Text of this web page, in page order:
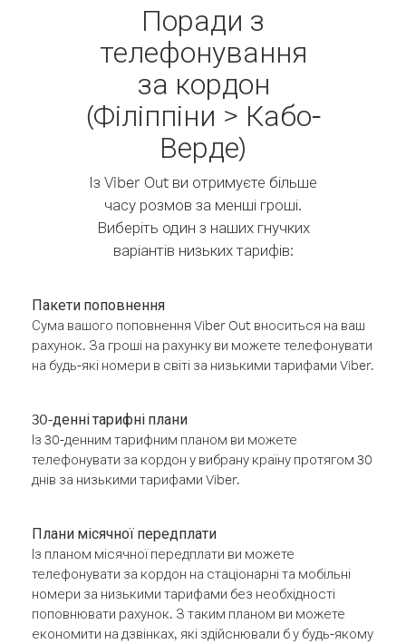
Поради з
телефонування
за кордон
(Філіппіни > Кабо-
Верде)
Із Viber Out ви отримуєте більше
часу розмов за менші гроші.
Виберіть один з наших гнучких
варіантів низьких тарифів:
Пакети поповнення
Сума вашого поповнення Viber Out вноситься на ваш
рахунок. За гроші на рахунку ви можете телефонувати
на будь-які номери в світі за низькими тарифами Viber.
30-денні тарифні плани
Із 30-денним тарифним планом ви можете
телефонувати за кордон у вибрану країну протягом 30
днів за низькими тарифами Viber.
Плани місячної передплати
Із планом місячної передплати ви можете
телефонувати за кордон на стаціонарні та мобільні
номери за низькими тарифами без необхідності
поповнювати рахунок. З таким планом ви можете
економити на дзвінках, які здійснювали б у будь-якому